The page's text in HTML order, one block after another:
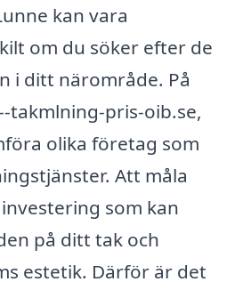
kan vara
om du söker efter de
i ditt närområde. På
takmlning-pris-oib.se,
olika företag som
Att måla
som kan
på ditt tak och
estetik. Därför är det